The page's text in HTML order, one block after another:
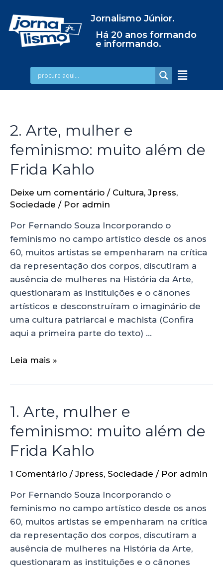
Jornalismo Júnior.
Há 20 anos formando
e informando.
2. Arte, mulher e
feminismo: muito além de
Frida Kahlo
Deixe um comentário / Cultura,Jpress,
Sociedade / Por admin
Por Fernando Souza Incorporando o
feminismo no campo artístico desde os anos
60, muitos artistas se empenharam na crítica
da representação dos corpos, discutiram a
ausência de mulheres na História da Arte,
questionaram as instituições e o cânones
artísticos e desconstruíram o imaginário de
uma cultura patriarcal e machista (Confira
aqui a primeira parte do texto) …
Leia mais »
1. Arte, mulher e
feminismo: muito além de
Frida Kahlo
1 Comentário /Jpress, Sociedade / Por admin
Por Fernando Souza Incorporando o
feminismo no campo artístico desde os anos
60, muitos artistas se empenharam na crítica
da representação dos corpos, discutiram a
ausência de mulheres na História da Arte,
questionaram as instituições e o cânones